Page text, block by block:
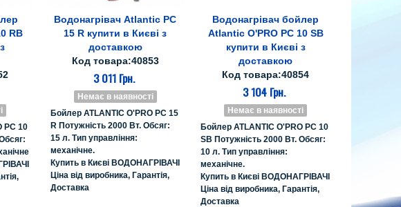
RB
PC 10
Все про товар
Водонагрівач Atlantic PC
15 R купити в Києві з
доставкою
Код товара:40853
3 011 Грн.
Немає в наявності
Бойлер ATLANTIC O'PRO PC 15
R Потужність 2000 Вт. Обсяг:
15 л. Тип управління:
механічне.
Купить в Києві ВОДОНАГРІВАЧІ
Ціна від виробника, Гарантія,
Доставка
Все про товар
Водонагрівач бойлер
Atlantic O'PRO PC 10 SB
купити в Києві з
доставкою
Код товара:40854
3 104 Грн.
Немає в наявності
Бойлер ATLANTIC O'PRO PC 10
SB Потужність 2000 Вт. Обсяг:
10 л. Тип управління:
механічне.
Купить в Києві ВОДОНАГРІВАЧІ
Ціна від виробника, Гарантія,
Доставка